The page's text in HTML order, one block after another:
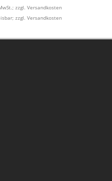
zzgl. Versandkosten
zzgl. Versandkosten